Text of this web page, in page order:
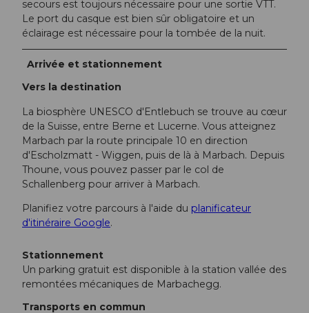
secours est toujours nécessaire pour une sortie VTT.
Le port du casque est bien sûr obligatoire et un
éclairage est nécessaire pour la tombée de la nuit.
Arrivée et stationnement
Vers la destination
La biosphère UNESCO d'Entlebuch se trouve au cœur
de la Suisse, entre Berne et Lucerne. Vous atteignez
Marbach par la route principale 10 en direction
d'Escholzmatt - Wiggen, puis de là à Marbach. Depuis
Thoune, vous pouvez passer par le col de
Schallenberg pour arriver à Marbach.
Planifiez votre parcours à l'aide du planificateur
d'itinéraire Google.
Stationnement
Un parking gratuit est disponible à la station vallée des
remontées mécaniques de Marbachegg.
Transports en commun